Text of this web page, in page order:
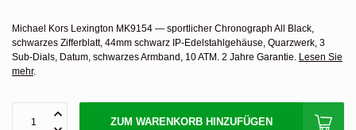
Michael Kors Lexington MK9154 — sportlicher Chronograph All Black,
schwarzes Zifferblatt, 44mm schwarz IP-Edelstahlgehäuse, Quarzwerk, 3
Sub-Dials, Datum, schwarzes Armband, 10 ATM. 2 Jahre Garantie. Lesen Sie
mehr.
ZUM WARENKORB HINZUFÜGEN